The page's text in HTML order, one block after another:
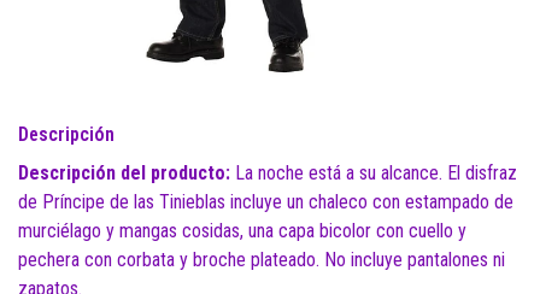
Descripción
Descripción del producto: La noche está a su alcance. El disfraz
de Príncipe de las Tinieblas incluye un chaleco con estampado de
murciélago y mangas cosidas, una capa bicolor con cuello y
pechera con corbata y broche plateado. No incluye pantalones ni
zapatos.